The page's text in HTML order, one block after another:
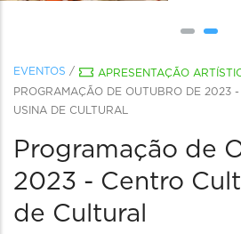
EVENTOS / APRESENTAÇÃO
PROGRAMAÇÃO DE OUTUBRO DE 2023 -
USINA DE CULTURAL
Programação de
2023 - Centro
de Cultural